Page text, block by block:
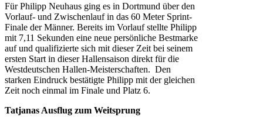
Für Philipp Neuhaus ging es in Dortmund über den
Vorlauf- und Zwischenlauf in das 60 Meter Sprint-
Finale der Männer. Bereits im Vorlauf stellte Philipp
mit 7,11 Sekunden eine neue persönliche Bestmarke
auf und qualifizierte sich mit dieser Zeit bei seinem
ersten Start in dieser Hallensaison direkt für die
Westdeutschen Hallen-Meisterschaften. Den
starken Eindruck bestätigte Philipp mit der gleichen
Zeit noch einmal im Finale und Platz 6.
Tatjanas Ausflug zum Weitsprung